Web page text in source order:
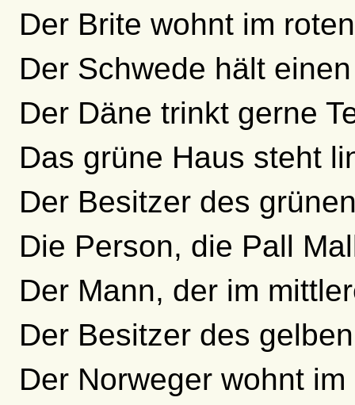
Der Brite wohnt im
Der Schwede hält
Der Däne trinkt gerne
Das grüne Haus steht
Der Besitzer des
Die Person, die Pall
Der Mann, der im
Der Besitzer des
Der Norweger wohnt